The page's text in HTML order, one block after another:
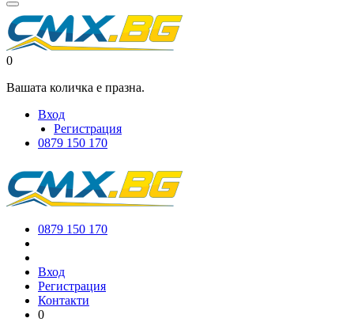
0
Вашата количка е празна.
Вход
Регистрация
0879 150 170
0879 150 170
Вход
Регистрация
Контакти
0